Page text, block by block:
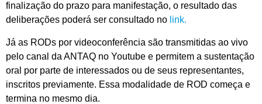
finalização do prazo para manifestação, o resultado das
deliberações poderá ser consultado no link.
Já as RODs por videoconferência são transmitidas ao vivo
pelo canal da ANTAQ no Youtube e permitem a sustentação
oral por parte de interessados ou de seus representantes,
inscritos previamente. Essa modalidade de ROD começa e
termina no mesmo dia.